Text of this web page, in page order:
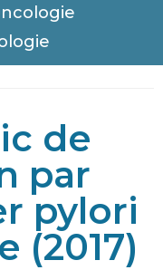
de
par
pylori
(2017)